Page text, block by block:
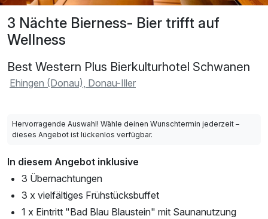
3 Nächte Bierness- Bier trifft auf
Wellness
Best Western Plus Bierkulturhotel Schwanen
Ehingen (Donau), Donau-Iller
Hervorragende Auswahl! Wähle deinen Wunschtermin jederzeit –
dieses Angebot ist lückenlos verfügbar.
In diesem Angebot inklusive
3 Übernachtungen
3 x vielfältiges Frühstücksbuffet
1 x Eintritt "Bad Blau Blaustein" mit Saunanutzung